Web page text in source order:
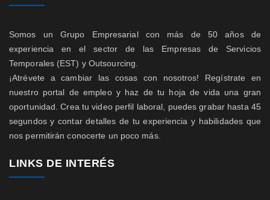
Somos un Grupo Empresarial con más de 50 años de
experiencia en el sector de las Empresas de Servicios
Temporales (EST) y Outsourcing.
¡Atrévete a cambiar las cosas con nosotros! Regístrate en
nuestro portal de empleo y haz de tu hoja de vida una gran
oportunidad. Crea tu video perfil laboral, puedes grabar hasta 45
segundos y contar detalles de tu experiencia y habilidades que
nos permitirán conocerte un poco más.
LINKS DE INTERÉS